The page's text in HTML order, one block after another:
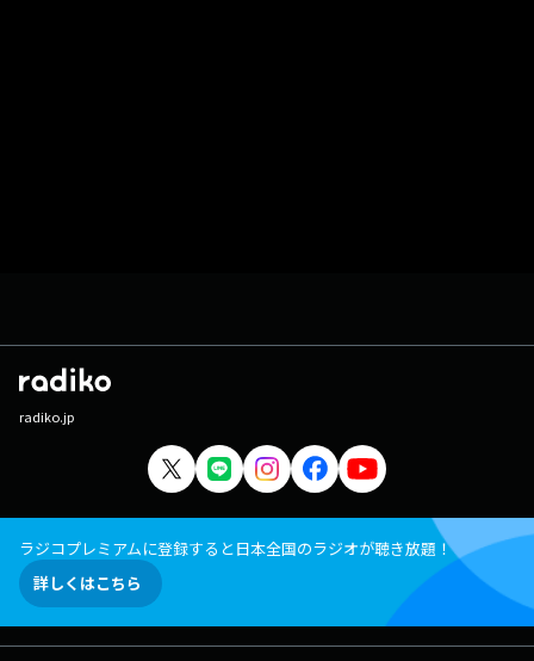
radiko.jp
ラジコプレミアムに登録すると日本全国のラジオが聴き放題！
詳しくはこちら